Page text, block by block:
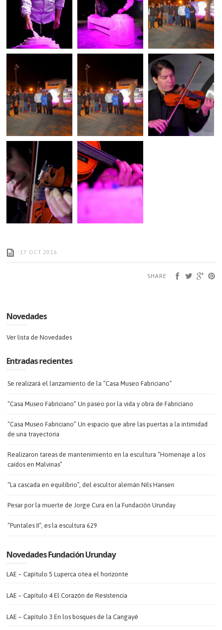
17 OCT 2016
SHARE
Novedades
Ver lista de Novedades
Entradas recientes
Se realizará el lanzamiento de la “Casa Museo Fabriciano”
“Casa Museo Fabriciano” Un paseo por la vida y obra de Fabriciano
“Casa Museo Fabriciano” Un espacio que abre las puertas a la intimidad
de una trayectoria
Realizaron tareas de mantenimiento en la escultura “Homenaje a los
caídos en Malvinas”
“La cascada en equilibrio”, del escultor alemán Nils Hansen
Pesar por la muerte de Jorge Cura en la Fundación Urunday
“Puntales II”, es la escultura 629
Novedades Fundación Urunday